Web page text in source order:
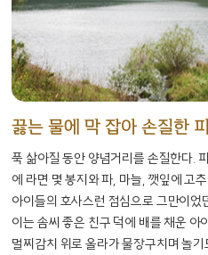
끓는 물에 막 잡아 손질한
푹 삶아질 동안 양념거리를 손질한다.
에 라면 몇 봉지와 파, 마늘, 깻잎에 고
아이들의 호사스런 점심으로 그만이었
이는 솜씨 좋은 친구 덕에 배를 채운 아
멀찌감치 위로 올라가 물장구치며 놀